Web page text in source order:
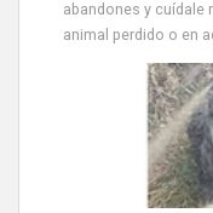
abandones y cuídale
animal perdido o en